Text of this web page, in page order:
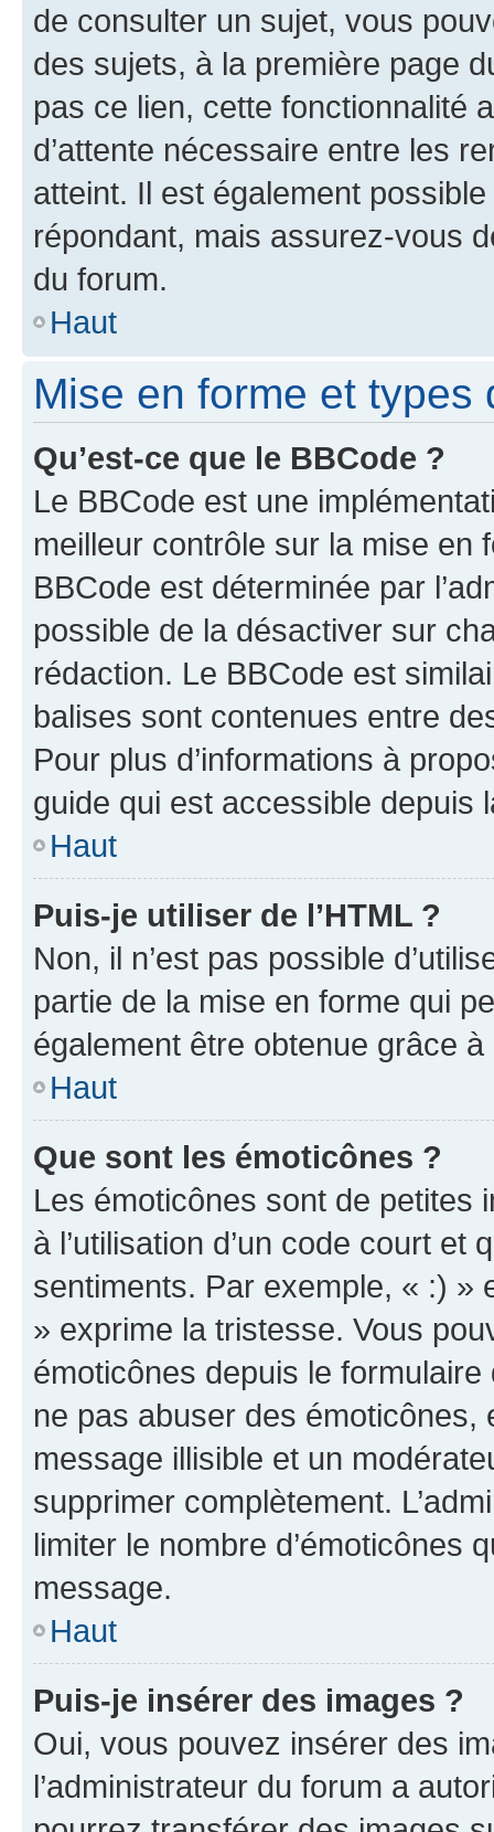
de consulter un sujet, vous
des sujets, à la première page
pas ce lien, cette fonctionnalité
d’attente nécessaire entre les
atteint. Il est également
répondant, mais assurez-vous
du forum.
Haut
Mise en forme et types
Qu’est-ce que le BBCode ?
Le BBCode est une
meilleur contrôle sur la mise en
BBCode est déterminée par
possible de la désactiver sur
rédaction. Le BBCode est
balises sont contenues entre
Pour plus d’informations à
guide qui est accessible depuis
Haut
Puis-je utiliser de l’HTML ?
Non, il n’est pas possible
partie de la mise en forme qui
également être obtenue grâce à
Haut
Que sont les émoticônes ?
Les émoticônes sont de petites
à l’utilisation d’un code court et
sentiments. Par exemple, « :) »
» exprime la tristesse. Vous
émoticônes depuis le
ne pas abuser des
message illisible et un
supprimer complètement.
limiter le nombre d’émoticônes
message.
Haut
Puis-je insérer des images ?
Oui, vous pouvez insérer des
l’administrateur du forum a